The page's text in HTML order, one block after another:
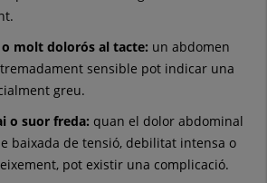
molt dolorós al tacte: un abdomen
sensible pot indicar una
greu.
o suor freda: quan el dolor abdominal
baixada de tensió, debilitat intensa o
pot existir una complicació.